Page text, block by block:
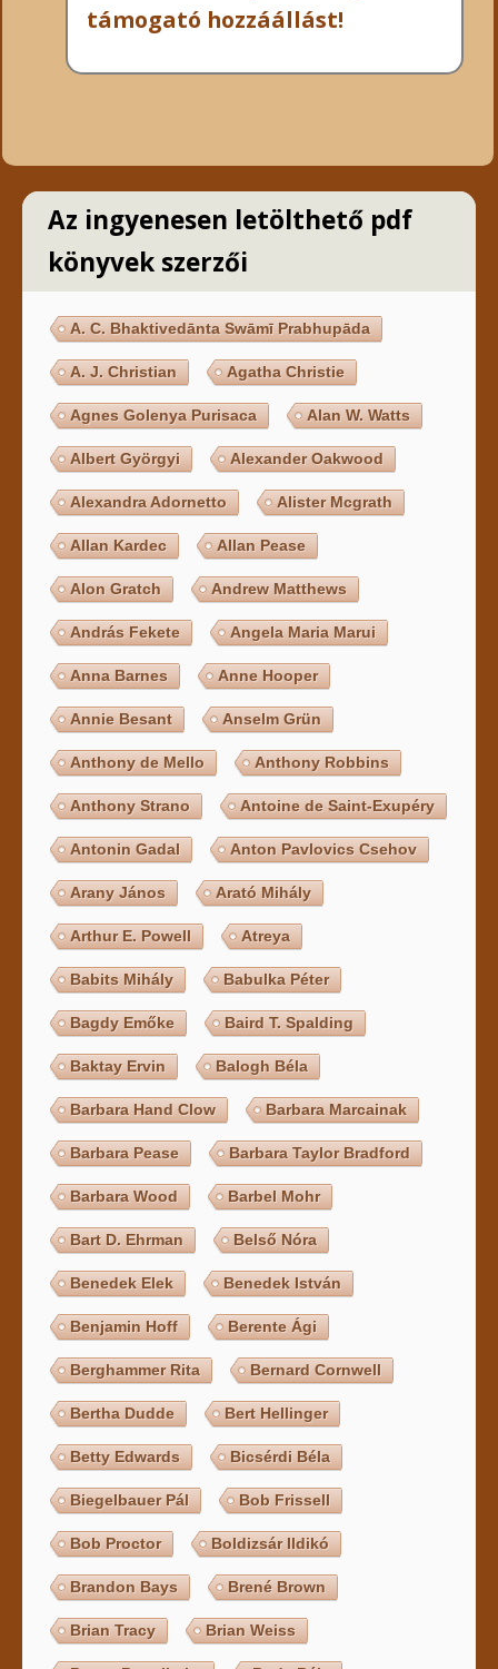
támogató hozzáállást!
Az ingyenesen letölthető pdf
könyvek szerzői
A. C. Bhaktivedānta Swāmī Prabhupāda
A. J. Christian Agatha Christie
Agnes Golenya Purisaca Alan W. Watts
Albert Györgyi Alexander Oakwood
Alexandra Adornetto Alister Mcgrath
Allan Kardec Allan Pease
Alon Gratch Andrew Matthews
András Fekete Angela Maria Marui
Anna Barnes Anne Hooper
Annie Besant Anselm Grün
Anthony de Mello Anthony Robbins
Anthony Strano Antoine de Saint-Exupéry
Antonin Gadal Anton Pavlovics Csehov
Arany János Arató Mihály
Arthur E. Powell Atreya
Babits Mihály Babulka Péter
Bagdy Emőke Baird T. Spalding
Baktay Ervin Balogh Béla
Barbara Hand Clow Barbara Marcainak
Barbara Pease Barbara Taylor Bradford
Barbara Wood Barbel Mohr
Bart D. Ehrman Belső Nóra
Benedek Elek Benedek István
Benjamin Hoff Berente Ági
Berghammer Rita Bernard Cornwell
Bertha Dudde Bert Hellinger
Betty Edwards Bicsérdi Béla
Biegelbauer Pál Bob Frissell
Bob Proctor Boldizsár Ildikó
Brandon Bays Brené Brown
Brian Tracy Brian Weiss